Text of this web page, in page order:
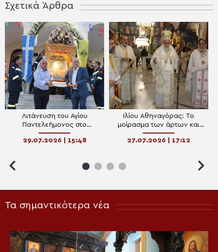
Σχετικά Άρθρα
Λιτάνευση του Αγίου
Παντελεήμονος στο
Κρυονέρι Αττικής
29.07.2026 | 15:48
Ιλίου Αθηναγόρας: Το
μοίρασμα των άρτων και
των ιχθύων ως προτύπωση
της Θείας Ευχαριστίας
27.07.2026 | 17:12
Τα σημαντικότερα νέα